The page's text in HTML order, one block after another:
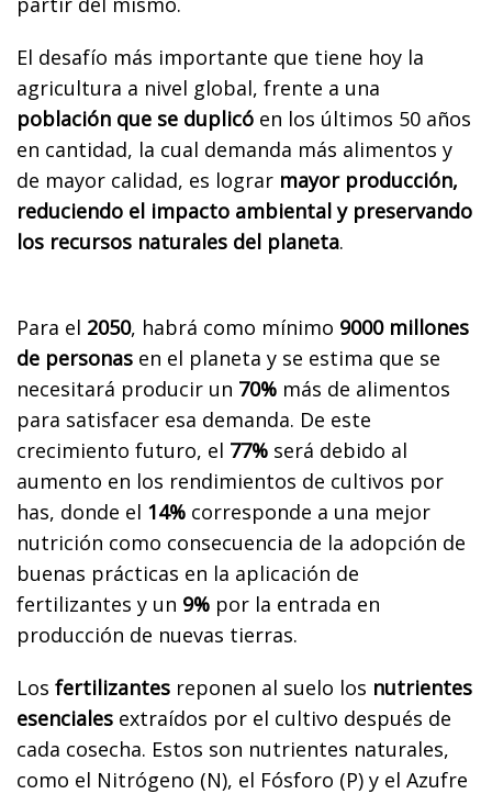
El desafío más importante que tiene hoy la
agricultura a nivel global, frente a una
población que se duplicó en los últimos 50 años
en cantidad, la cual demanda más alimentos y
de mayor calidad, es lograr mayor producción,
reduciendo el impacto ambiental y preservando
los recursos naturales del planeta.
Para el 2050, habrá como mínimo 9000 millones
de personas en el planeta y se estima que se
necesitará producir un 70% más de alimentos
para satisfacer esa demanda. De este
crecimiento futuro, el 77% será debido al
aumento en los rendimientos de cultivos por
has, donde el 14% corresponde a una mejor
nutrición como consecuencia de la adopción de
buenas prácticas en la aplicación de
fertilizantes y un 9% por la entrada en
producción de nuevas tierras.
Los fertilizantes reponen al suelo los nutrientes
esenciales extraídos por el cultivo después de
cada cosecha. Estos son nutrientes naturales,
como el Nitrógeno (N), el Fósforo (P) y el Azufre